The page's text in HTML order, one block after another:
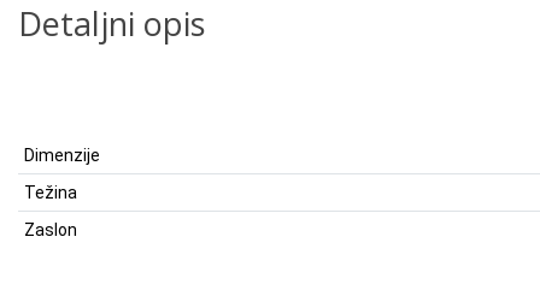
Detaljni opis
Dimenzije
Težina
Zaslon